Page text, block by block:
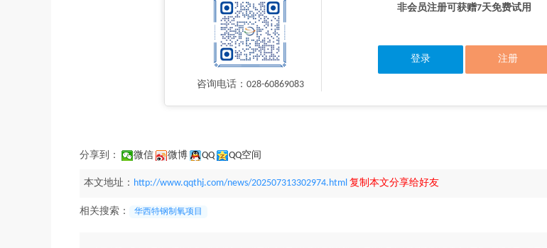
咨询电话：028-60869083
非会员注册可获赠7天免费试用
登录 注册
分享到： 微信 微博 QQ QQ空间
本文地址： http://www.qqthj.com/news/202507313302974.html 复制本文分享给好友
相关搜索： 华西特钢制氧项目